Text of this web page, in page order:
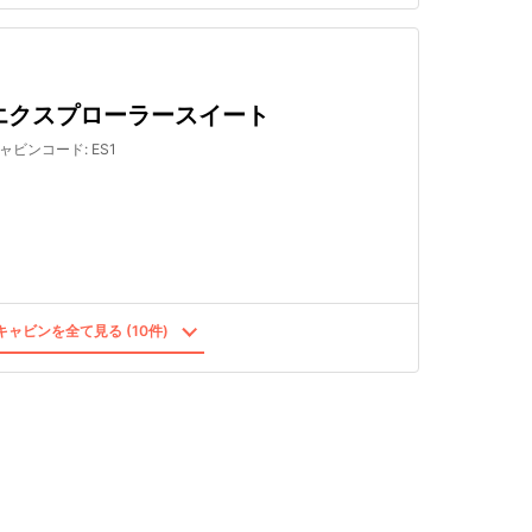
クスプローラースイート
ビンコード: ES1
ャビンを全て見る (10件)